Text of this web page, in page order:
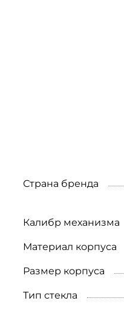
Страна бренда
Калибр механизма
Материал корпуса
Размер корпуса
Тип стекла